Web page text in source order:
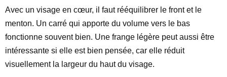
Avec un visage en cœur, il faut rééquilibrer le front et le
menton. Un carré qui apporte du volume vers le bas
fonctionne souvent bien. Une frange légère peut aussi être
intéressante si elle est bien pensée, car elle réduit
visuellement la largeur du haut du visage.